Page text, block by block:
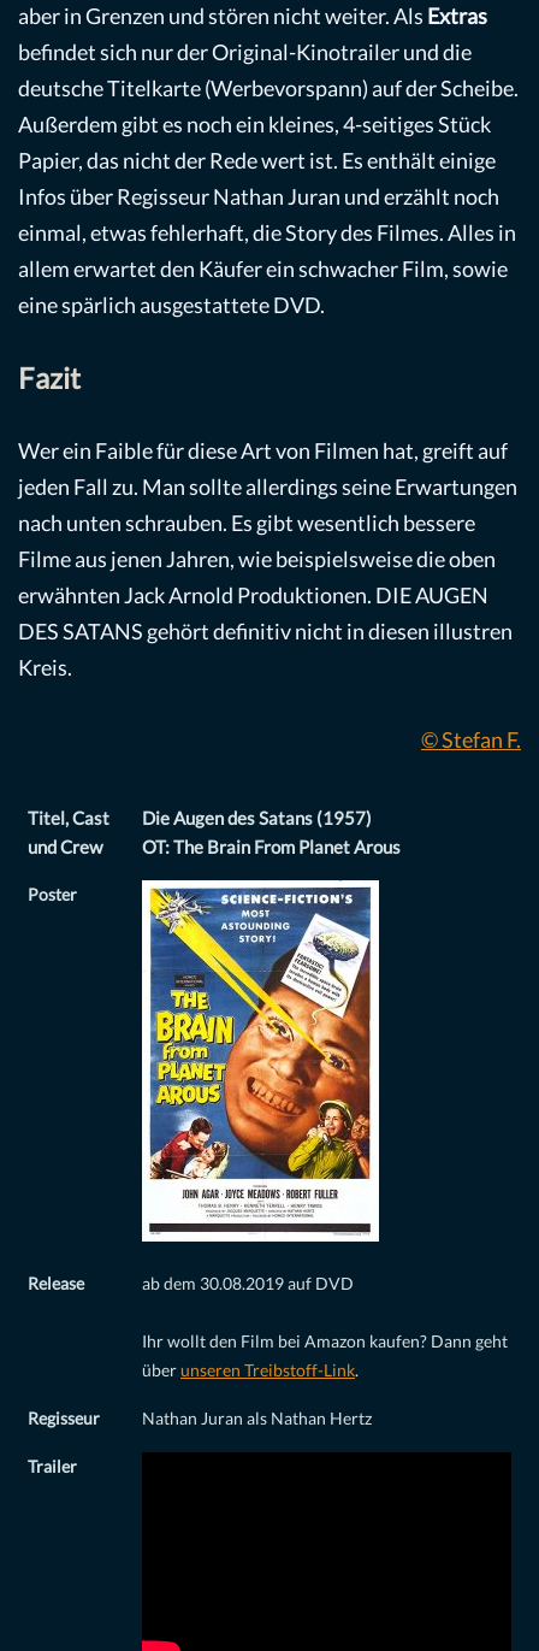
aber in Grenzen und stören nicht weiter. Als Extras
befindet sich nur der Original-Kinotrailer und die
deutsche Titelkarte (Werbevorspann) auf der Scheibe.
Außerdem gibt es noch ein kleines, 4-seitiges Stück
Papier, das nicht der Rede wert ist. Es enthält einige
Infos über Regisseur Nathan Juran und erzählt noch
einmal, etwas fehlerhaft, die Story des Filmes. Alles in
allem erwartet den Käufer ein schwacher Film, sowie
eine spärlich ausgestattete DVD.
Fazit
Wer ein Faible für diese Art von Filmen hat, greift auf
jeden Fall zu. Man sollte allerdings seine Erwartungen
nach unten schrauben. Es gibt wesentlich bessere
Filme aus jenen Jahren, wie beispielsweise die oben
erwähnten Jack Arnold Produktionen. DIE AUGEN
DES SATANS gehört definitiv nicht in diesen illustren
Kreis.
© Stefan F.
Titel, Cast
und Crew
Die Augen des Satans (1957)
OT: The Brain From Planet Arous
Poster
Release ab dem 30.08.2019 auf DVD
Ihr wollt den Film bei Amazon kaufen? Dann geht
überunseren Treibstoff-Link.
Regisseur Nathan Juran als Nathan Hertz
Trailer